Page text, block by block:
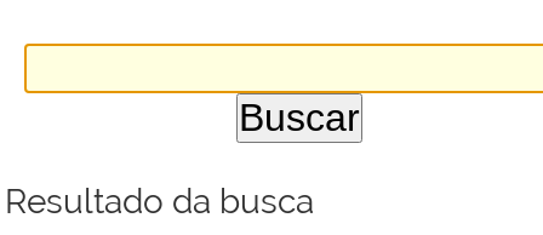
Resultado da busca